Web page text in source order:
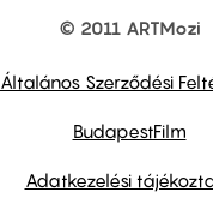
© 2011 ARTMozi
Általános Szerződési
BudapestFilm
Adatkezelési